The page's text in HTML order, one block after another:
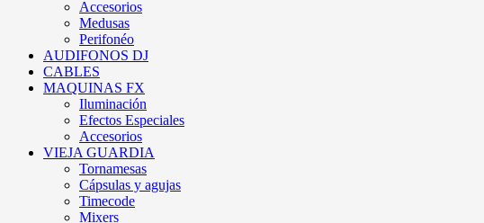
Accesorios
Medusas
Perifonéo
AUDIFONOS DJ
CABLES
MAQUINAS FX
Iluminación
Efectos Especiales
Accesorios
VIEJA GUARDIA
Tornamesas
Cápsulas y agujas
Timecode
Mixers